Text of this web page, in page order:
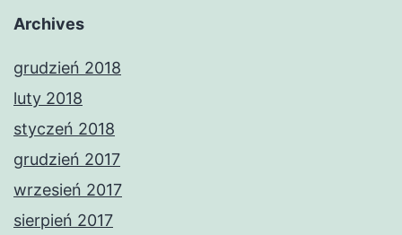
Archives
grudzień 2018
luty 2018
styczeń 2018
grudzień 2017
wrzesień 2017
sierpień 2017